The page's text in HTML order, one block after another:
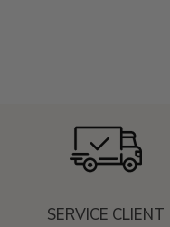
SERVICE CLIENT